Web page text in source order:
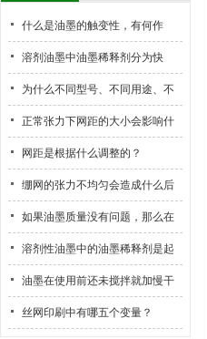
什么是油墨的触变性，有何作
用？
溶剂油墨中油墨稀释剂分为快
干、中干和慢干型，这些类型分
别在什么情况下使用？
为什么不同型号、不同用途、不
同供应商的油墨必须使用不同的
油墨稀释剂？当油墨稀释剂用
错，会产生什么后果？
正常张力下网距的大小会影响什
么？
网距是根据什么调整的？
绷网的张力不均匀会造成什么后
果？
如果油墨质量没有问题，那么在
丝印过程中有气泡产生是由哪些
原因造成的？怎么解决？
溶剂性油墨中的油墨稀释剂是起
什么作用？
油墨在使用前还未搅拌就加慢干
水对不对？为什么？
丝网印刷中有哪五个变量？